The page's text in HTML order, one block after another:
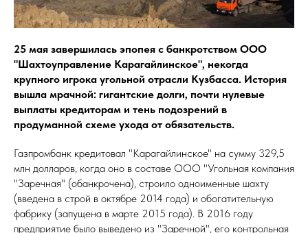
25 мая завершилась эпопея с банкротством ООО
"Шахтоуправление Карагайлинское", некогда
крупного игрока угольной отрасли Кузбасса. История
вышла мрачной: гигантские долги, почти нулевые
выплаты кредиторам и тень подозрений в
продуманной схеме ухода от обязательств.
Газпромбанк кредитовал "Карагайлинское" на сумму 329,5
млн долларов, когда оно в составе ООО "Угольная компания
"Заречная" (обанкрочена), строило одноименные шахту
(введена в строй в октябре 2014 года) и обогатительную
фабрику (запущена в марте 2015 года). В 2016 году
предприятие было выведено из "Заречной", его контрольная